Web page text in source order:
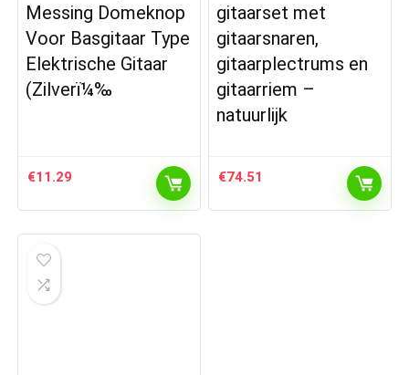
Messing Domeknop
Voor Basgitaar Type
Elektrische Gitaar
(Zilverï¼‰
€11.29
gitaarset met
gitaarsnaren,
gitaarplectrums en
gitaarriem –
natuurlijk
€74.51